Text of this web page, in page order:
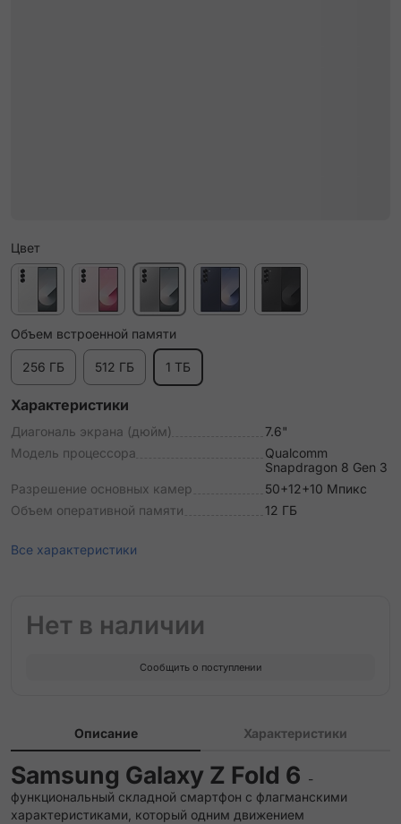
Цвет
Объем встроенной памяти
256 ГБ 512 ГБ 1 ТБ
Характеристики
Диагональ экрана (дюйм)
7.6"
Модель процессора
Qualcomm
Snapdragon 8 Gen 3
Разрешение основных камер
50+12+10 Мпикс
Объем оперативной памяти
12 ГБ
Все характеристики
Нет в наличии
Сообщить о поступлении
Описание Характеристики
Samsung Galaxy Z Fold 6 -
функциональный складной смартфон с флагманскими
характеристиками, который одним движением